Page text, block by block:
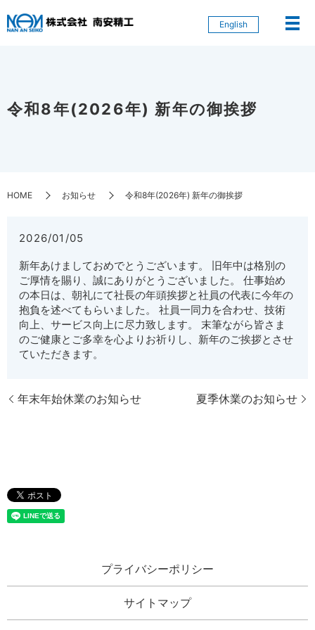
English
令和8年(2026年) 新年の御挨拶
HOME お知らせ 令和8年(2026年) 新年の御挨拶
2026/01/05
新年あけましておめでとうございます。 旧年中は格別の
ご厚情を賜り、誠にありがとうございました。 仕事始め
の本日は、朝礼にて社長の年頭挨拶と社員の代表に今年の
抱負を述べてもらいました。 社員一同力を合わせ、技術
向上、サービス向上に尽力致します。 末筆ながら皆さま
のご健康とご多幸を心よりお祈りし、新年のご挨拶とさせ
ていただきます。
年末年始休業のお知らせ 夏季休業のお知らせ
プライバシーポリシー
サイトマップ